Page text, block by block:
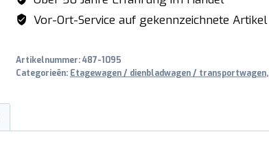
Vor-Ort-Service auf gekennzeichnete Artikel
Artikelnummer:487-1095
Categorieën: Etagewagen / dienbladwagen / transportwagen,